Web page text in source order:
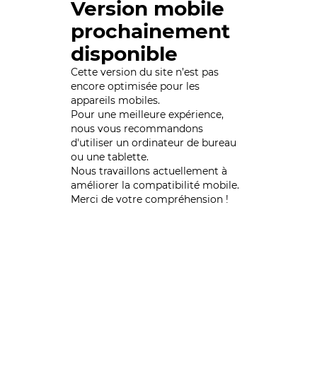
Version mobile
prochainement
disponible
Cette version du site n’est pas
encore optimisée pour les
appareils mobiles.
Pour une meilleure expérience,
nous vous recommandons
d'utiliser un ordinateur de bureau
ou une tablette.
Nous travaillons actuellement à
améliorer la compatibilité mobile.
Merci de votre compréhension !